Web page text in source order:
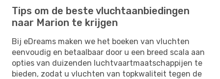
Tips om de beste vluchtaanbiedingen
naar Marion te krijgen
Bij eDreams maken we het boeken van vluchten
eenvoudig en betaalbaar door u een breed scala aan
opties van duizenden luchtvaartmaatschappijen te
bieden, zodat u vluchten van topkwaliteit tegen de